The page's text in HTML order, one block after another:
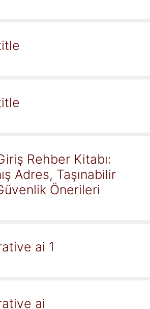
Rehber Kitabı:
Adres, Taşınabilir
Önerileri
ai 1
ai